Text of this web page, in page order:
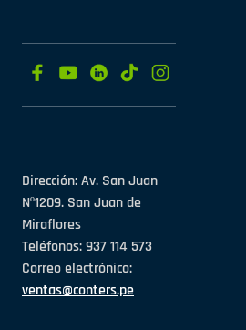
Dirección: Av. San Juan
Nº1209. San Juan de
Miraflores
Teléfonos: 937 114 573
Correo electrónico:
ventas@conters.pe